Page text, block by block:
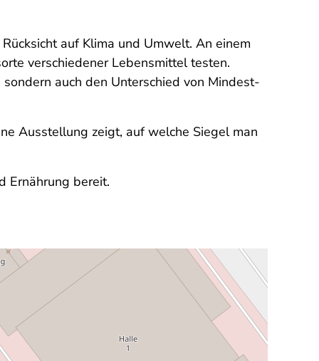
auf Klima und Umwelt. An einem
verschiedener Lebensmittel testen.
auch den Unterschied von Mindest-
Ausstellung zeigt, auf welche Siegel man
Ernährung bereit.